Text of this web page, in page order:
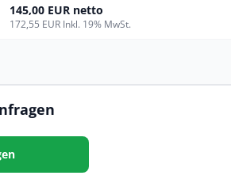
145,00 EUR netto
172,55 EUR Inkl. 19% MwSt.